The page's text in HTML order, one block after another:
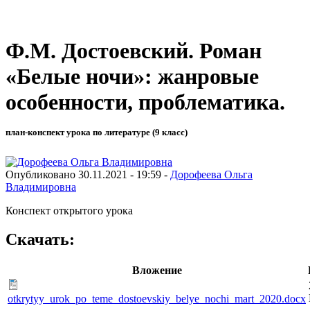
Ф.М. Достоевский. Роман
«Белые ночи»: жанровые
особенности, проблематика.
план-конспект урока по литературе (9 класс)
Опубликовано 30.11.2021 - 19:59 - Дорофеева Ольга
Владимировна
Конспект открытого урока
Скачать:
Вложение
otkrytyy_urok_po_teme_dostoevskiy_belye_nochi_mart_2020.docx